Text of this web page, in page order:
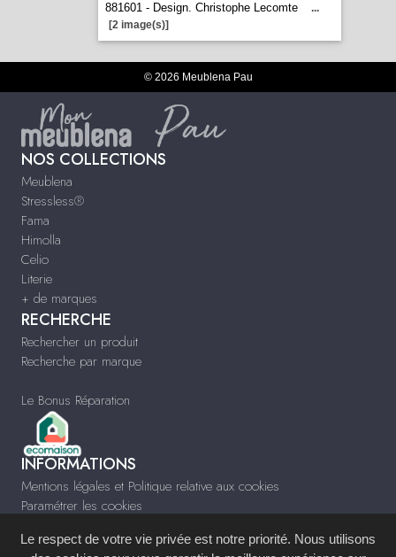
881601 - Design. Christophe Lecomte
...
[2 image(s)]
© 2026 Meublena Pau
NOS COLLECTIONS
Meublena
Stressless®
Fama
Himolla
Celio
Literie
+ de marques
RECHERCHE
Rechercher un produit
Recherche par marque
Le Bonus Réparation
INFORMATIONS
Mentions légales et Politique relative aux cookies
Paramétrer les cookies
www.meublespau.com
Le respect de votre vie privée est notre priorité. Nous utilisons